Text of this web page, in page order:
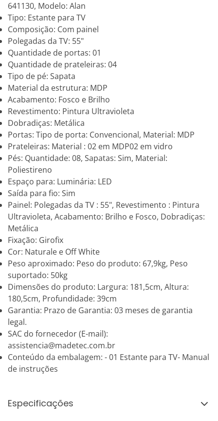
641130, Modelo: Alan
Tipo: Estante para TV
Composição: Com painel
Polegadas da TV: 55"
Quantidade de portas: 01
Quantidade de prateleiras: 04
Tipo de pé: Sapata
Material da estrutura: MDP
Acabamento: Fosco e Brilho
Revestimento: Pintura Ultravioleta
Dobradiças: Metálica
Portas: Tipo de porta: Convencional, Material: MDP
Prateleiras: Material : 02 em MDP02 em vidro
Pés: Quantidade: 08, Sapatas: Sim, Material:
Poliestireno
Espaço para: Luminária: LED
Saída para fio: Sim
Painel: Polegadas da TV : 55", Revestimento : Pintura
Ultravioleta, Acabamento: Brilho e Fosco, Dobradiças:
Metálica
Fixação: Girofix
Cor: Naturale e Off White
Peso aproximado: Peso do produto: 67,9kg, Peso
suportado: 50kg
Dimensões do produto: Largura: 181,5cm, Altura:
180,5cm, Profundidade: 39cm
Garantia: Prazo de Garantia: 03 meses de garantia
legal.
SAC do fornecedor (E-mail):
assistencia@madetec.com.br
Conteúdo da embalagem: - 01 Estante para TV- Manual
de instruções
Especificações